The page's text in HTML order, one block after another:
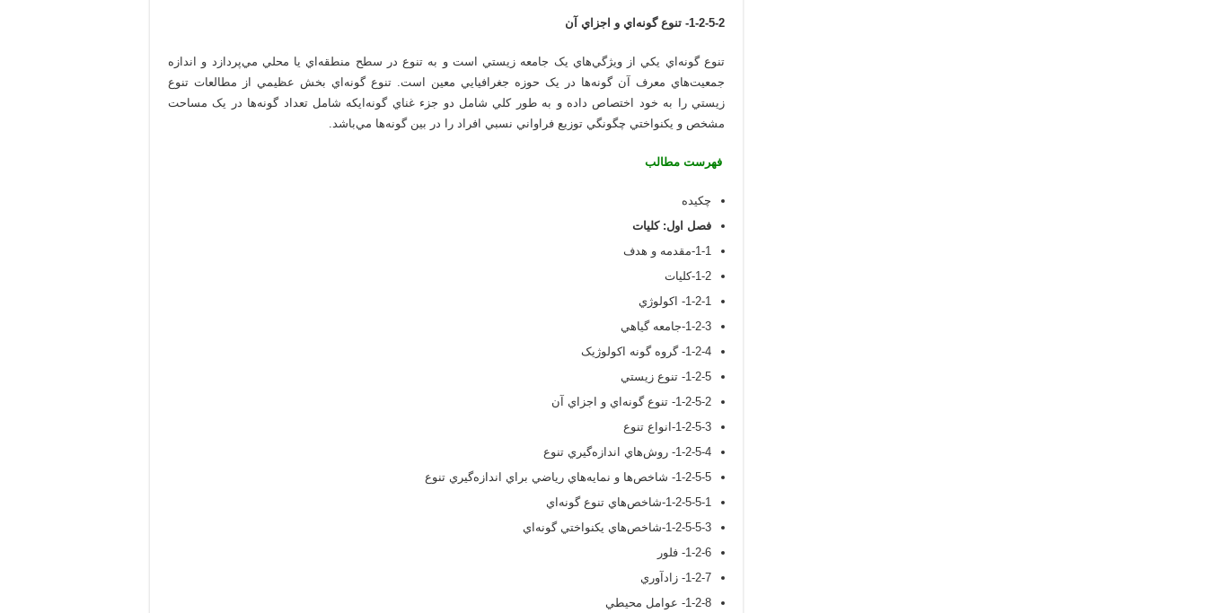
1-2-5-2- تنوع گونه‌اي و اجزاي آن
تنوع گونه‌اي يکي از ويژگي‌هاي يک جامعه زيستي است و به تنوع در سطح منطقه‌اي يا محلي مي‌پردازد و اندازه
جمعيت‌هاي معرف آن گونه‌ها در يک حوزه جغرافيايي معين است. تنوع گونه‌اي بخش عظيمي از مطالعات تنوع
زيستي را به خود اختصاص داده و به طور کلي شامل دو جزء غناي گونه‌ايکه شامل تعداد گونه‌ها در يک مساحت
مشخص و يکنواختي چگونگي توزيع فراواني نسبي افراد را در بين گونه‌ها مي‌باشد.
فهرست مطالب
چک‍يده
فصل اول: کليات
1-1-مقدمه و هدف
1-2-کليات
1-2-1- اکولوژي
1-2-3-جامعه گياهي
1-2-4- گروه گونه اکولوژيک
1-2-5- تنوع زيستي
1-2-5-2- تنوع گونه‌اي و اجزاي آن
1-2-5-3-انواع تنوع
1-2-5-4- روش‌هاي اندازه‌گيري تنوع
1-2-5-5- شاخص‌ها و نمايه‌هاي رياضي براي اندازه‌گيري تنوع
1-2-5-5-1-شاخص‌هاي تنوع گونه‌اي
1-2-5-5-3-شاخص‌هاي يكنواختي گونه‌اي
1-2-6- فلور
1-2-7- زادآوري
1-2-8- عوامل محيطي